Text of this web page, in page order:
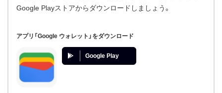
Google Playストアからダウンロードしましょう。
アプリ「Google ウォレット」をダウンロード
Google Play